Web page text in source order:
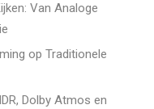
Van Analoge
op Traditionele
Dolby Atmos en